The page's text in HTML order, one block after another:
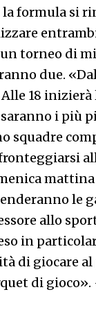
la formula si
torneo di
due.
18
i più
squadre
le
allo
in
di giocare
di gioco».